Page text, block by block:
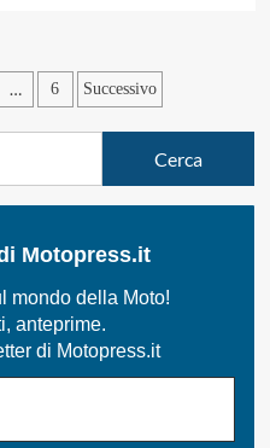
… 6 Successivo
Motopress.it
mondo della Moto!
anteprime.
di Motopress.it